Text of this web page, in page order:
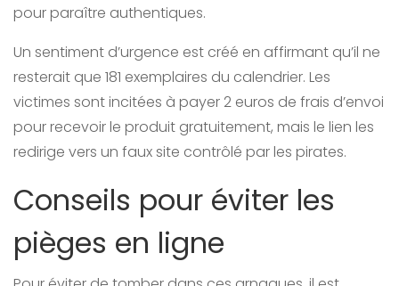
pour paraître authentiques.
Un sentiment d’urgence est créé en affirmant qu’il ne
resterait que 181 exemplaires du calendrier. Les
victimes sont incitées à payer 2 euros de frais d’envoi
pour recevoir le produit gratuitement, mais le lien les
redirige vers un faux site contrôlé par les pirates.
Conseils pour éviter les
pièges en ligne